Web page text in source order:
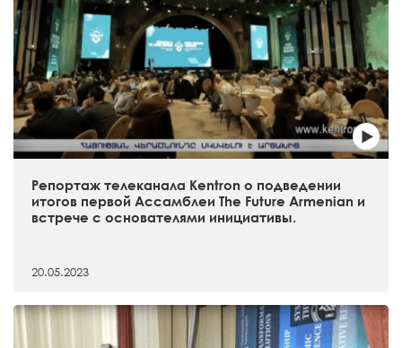
Репортаж телеканала Kentron о подведении
итогов первой Ассамблеи The Future Armenian и
встрече с основателями инициативы.
20.05.2023